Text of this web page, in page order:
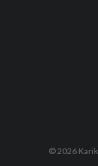
© 2026